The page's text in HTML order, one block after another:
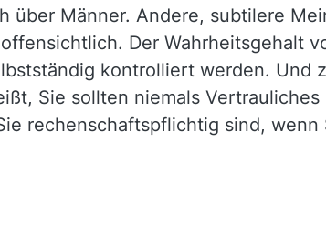
über Männer. Andere, subtilere
Der Wahrheitsgehalt
kontrolliert werden. Und
Sie sollten niemals Vertrauliches
rechenschaftspflichtig sind, wenn